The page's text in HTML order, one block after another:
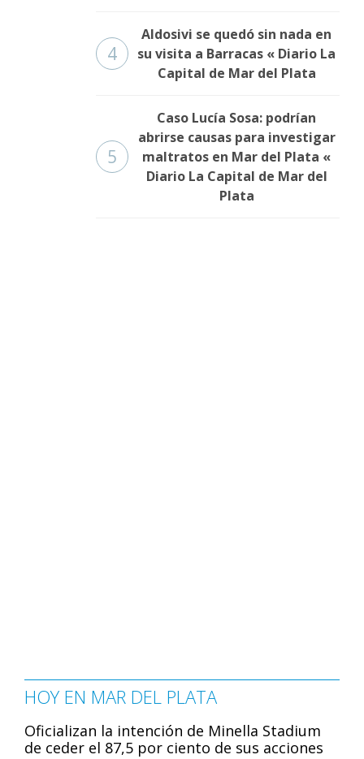
4
Aldosivi se quedó sin nada en
su visita a Barracas « Diario La
Capital de Mar del Plata
5
Caso Lucía Sosa: podrían
abrirse causas para investigar
maltratos en Mar del Plata «
Diario La Capital de Mar del
Plata
HOY EN MAR DEL PLATA
Oficializan la intención de Minella Stadium
de ceder el 87,5 por ciento de sus acciones